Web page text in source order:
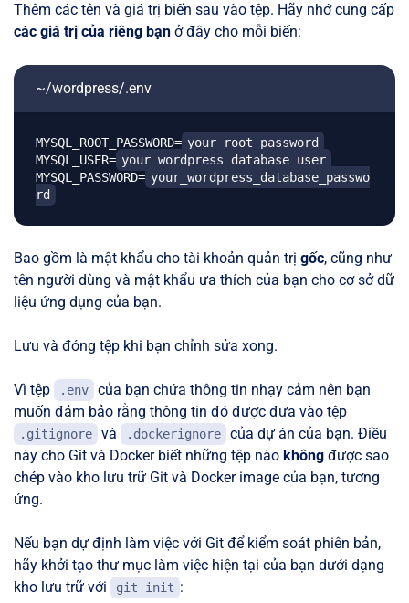
Thêm các tên và giá trị biến sau vào tệp. Hãy nhớ cung cấp
các giá trị của riêng bạn ở đây cho mỗi biến:
~/wordpress/.env
MYSQL_ROOT_PASSWORD= your_root_password
MYSQL_USER= your_wordpress_database_user
MYSQL_PASSWORD= your_wordpress_database_passwo
rd
Bao gồm là mật khẩu cho tài khoản quản trị gốc, cũng như
tên người dùng và mật khẩu ưa thích của bạn cho cơ sở dữ
liệu ứng dụng của bạn.
Lưu và đóng tệp khi bạn chỉnh sửa xong.
Vì tệp .env
của bạn chứa thông tin nhạy cảm nên bạn
muốn đảm bảo rằng thông tin đó được đưa vào tệp
.gitignore và .dockerignore
của dự án của bạn. Điều
này cho Git và Docker biết những tệp nào không được sao
chép vào kho lưu trữ Git và Docker image của bạn, tương
ứng.
Nếu bạn dự định làm việc với Git để kiểm soát phiên bản,
hãy khởi tạo thư mục làm việc hiện tại của bạn dưới dạng
kho lưu trữ với
git init :